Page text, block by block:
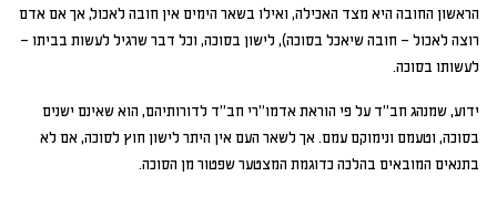
הראשון החובה היא מצד האכילה, ואילו בשאר הימים אין חובה לאכול, אך אם אדם
רוצה לאכול – חובה שיאכל בסוכה), לישון בסוכה, וכל דבר שרגיל לעשות בביתו –
לעשותו בסוכה.
ידוע, שמנהג חב"ד על פי הוראת אדמו"רי חב"ד לדורותיהם, הוא שאינם ישנים
בסוכה, וטעמם ונימוקם עמם. אך לשאר העם אין היתר לישון חוץ לסוכה, אם לא
בתנאים המובאים בהלכה כדוגמת המצטער שפטור מן הסוכה.